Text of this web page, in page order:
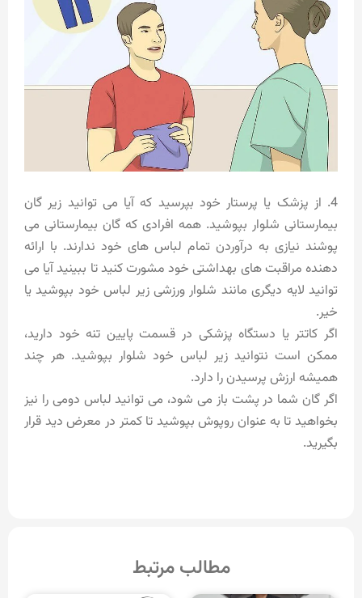
4. از پزشک یا پرستار خود بپرسید که آیا می توانید زیر گان
بیمارستانی شلوار بپوشید. همه افرادی که گان بیمارستانی می
پوشند نیازی به درآوردن تمام لباس های خود ندارند. با ارائه
دهنده مراقبت های بهداشتی خود مشورت کنید تا ببینید آیا می
توانید لایه دیگری مانند شلوار ورزشی زیر لباس خود بپوشید یا
خیر.
اگر کاتتر یا دستگاه پزشکی در قسمت پایین تنه خود دارید،
ممکن است نتوانید زیر لباس خود شلوار بپوشید. هر چند
همیشه ارزش پرسیدن را دارد.
اگر گان شما در پشت باز می شود، می توانید لباس دومی را نیز
بخواهید تا به عنوان روپوش بپوشید تا کمتر در معرض دید قرار
بگیرید.
مطالب مرتبط